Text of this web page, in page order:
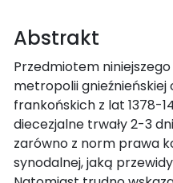
Abstrakt
Przedmiotem
metropolii gnieźnieńskiej
frankońskich z lat 1378-
diecezjalne trwały 2-3
zarówno z norm prawa
synodalnej, jaką